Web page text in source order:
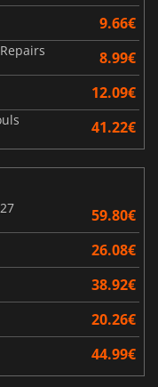
9.66€
8.99€
12.09€
41.22€
59.80€
26.08€
38.92€
20.26€
44.99€